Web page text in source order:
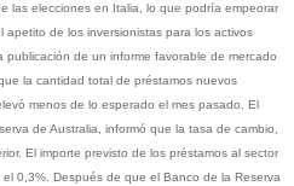
las elecciones en Italia, lo que podría empeorar
apetito de los inversionistas para los activos
de un informe favorable de mercado
la cantidad total de préstamos nuevos
menos de lo esperado el mes pasado. El
de Australia, informó que la tasa de cambio,
El importe previsto de los préstamos al sector
0,3%. Después de que el Banco de la Reserva